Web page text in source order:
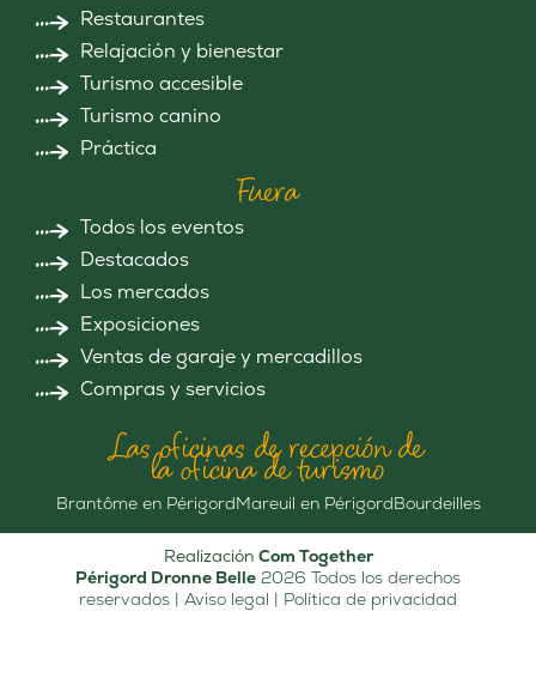
Restaurantes
Relajación y bienestar
Turismo accesible
Turismo canino
Práctica
Fuera
Todos los eventos
Destacados
Los mercados
Exposiciones
Ventas de garaje y mercadillos
Compras y servicios
Las oficinas de recepción de
la oficina de turismo
Brantôme en PérigordMareuil en PérigordBourdeilles
Realización Com Together
Périgord Dronne Belle 2026 Todos los derechos
reservados | Aviso legal | Política de privacidad